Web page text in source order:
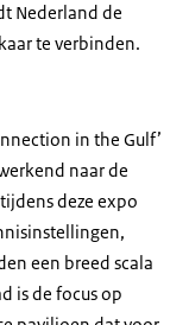
Nederland de
te verbinden.
in the Gulf’
naar de
deze expo
een breed scala
is de focus op